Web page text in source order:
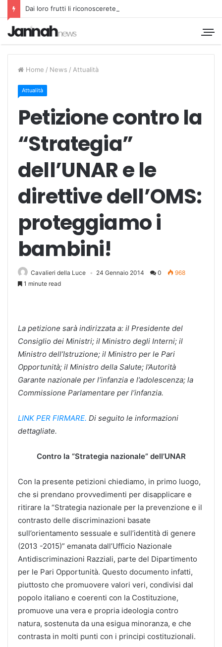
Dai loro frutti li riconoscerete
Home / News / Attualità
Attualità
Petizione contro la
“Strategia”
dell’UNAR e le
direttive dell’OMS:
proteggiamo i
bambini!
Cavalieri della Luce 24 Gennaio 2014 0
968
1 minute read
La petizione sarà indirizzata a: il Presidente del
Consiglio dei Ministri; il Ministro degli Interni; il
Ministro dell’Istruzione; il Ministro per le Pari
Opportunità; il Ministro della Salute; l’Autorità
Garante nazionale per l’infanzia e l’adolescenza; la
Commissione Parlamentare per l’infanzia.
LINK PER FIRMARE. Di seguito le informazioni
dettagliate.
Contro la “Strategia nazionale” dell’UNAR
Con la presente petizioni chiediamo, in primo luogo,
che si prendano provvedimenti per disapplicare e
ritirare la “Strategia nazionale per la prevenzione e il
contrasto delle discriminazioni basate
sull’orientamento sessuale e sull’identità di genere
(2013 -2015)” emanata dall’Ufficio Nazionale
Antidiscriminazioni Razziali, parte del Dipartimento
per le Pari Opportunità. Questo documento infatti,
piuttosto che promuovere valori veri, condivisi dal
popolo italiano e coerenti con la Costituzione,
promuove una vera e propria ideologia contro
natura, sostenuta da una esigua minoranza, e che
contrasta in molti punti con i principi costituzionali.